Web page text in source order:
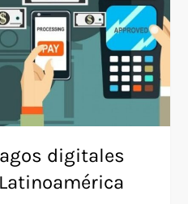
digitales